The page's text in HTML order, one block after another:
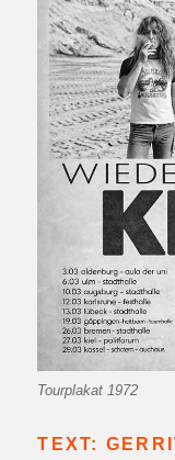
Tourplakat 1972
TEXT: